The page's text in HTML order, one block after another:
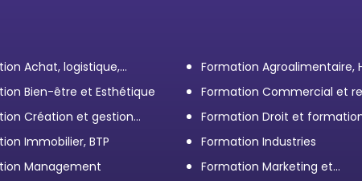
Achat, logistique,
Formation Agroalimentaire,
Bien-être et Esthétique
Formation Commercial et
client
Création et gestion
Formation Droit et
Élus
Immobilier, BTP Formation Industries
Management
Formation Marketing et